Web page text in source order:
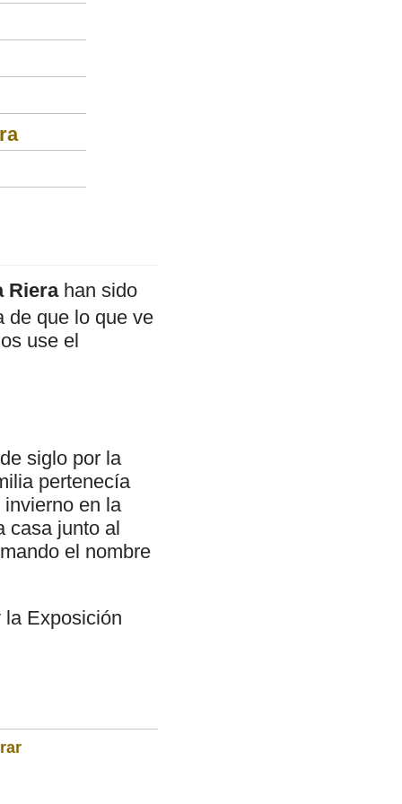
Rierahan sido
de que lo que ve
use el
siglo por la
pertenecía
en la
casa junto al
el nombre
la Exposición